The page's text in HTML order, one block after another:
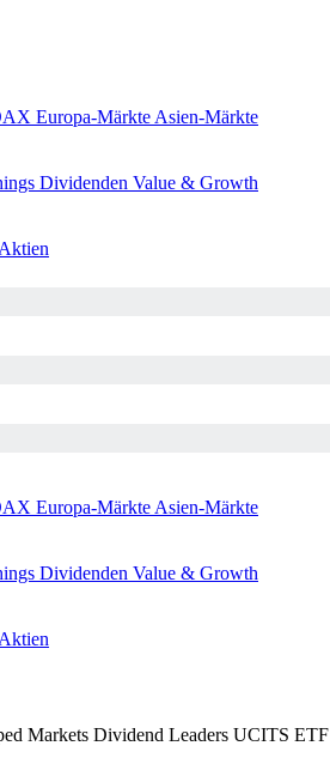
Europa-Märkte Asien-Märkte
Dividenden Value & Growth
Europa-Märkte Asien-Märkte
Dividenden Value & Growth
Markets Dividend Leaders UCITS ETF